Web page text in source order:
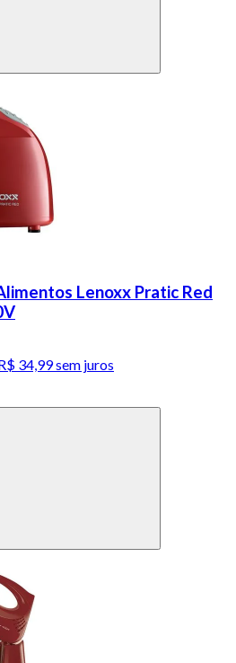
Lenoxx Pratic Red
34,99 sem juros